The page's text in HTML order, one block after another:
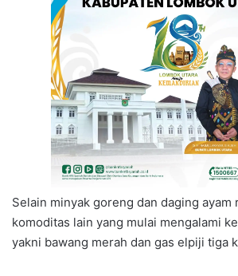
Selain minyak goreng dan daging ayam
komoditas lain yang mulai mengalami
yakni bawang merah dan gas elpiji tiga